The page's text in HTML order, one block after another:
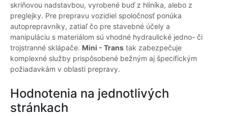
skriňovou nadstavbou, vyrobené buď z hliníka, alebo z
preglejky. Pre prepravu vozidiel spoločnosť ponúka
autoprepravníky, zatiaľ čo pre stavebné účely a
manipuláciu s materiálom sú vhodné hydraulické jedno- či
trojstranné sklápače. Mini - Trans tak zabezpečuje
komplexné služby prispôsobené bežným aj špecifickým
požiadavkám v oblasti prepravy.
Hodnotenia na jednotlivých
stránkach